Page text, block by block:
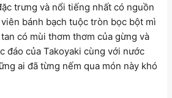
trưng và nổi tiếng nhất có nguồn
bánh bạch tuộc tròn bọc bột mì
có mùi thơm thơm của gừng và
đáo của Takoyaki cùng với nước
ai đã từng nếm qua món này khó